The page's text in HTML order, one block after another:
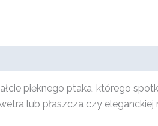
pięknego ptaka, którego
lub płaszcza czy